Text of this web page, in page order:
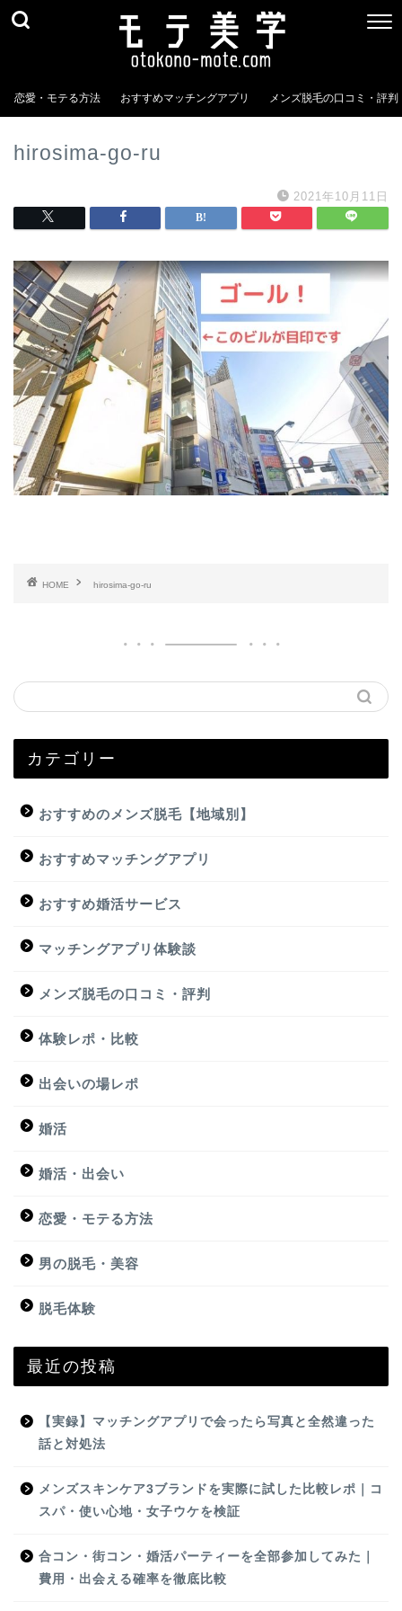
恋愛・モテる方法 おすすめマッチングアプリ メンズ脱毛の口コミ・評判
hirosima-go-ru
2021年10月11日
HOME hirosima-go-ru
カテゴリー
おすすめのメンズ脱毛【地域別】
おすすめマッチングアプリ
おすすめ婚活サービス
マッチングアプリ体験談
メンズ脱毛の口コミ・評判
体験レポ・比較
出会いの場レポ
婚活
婚活・出会い
恋愛・モテる方法
男の脱毛・美容
脱毛体験
最近の投稿
【実録】マッチングアプリで会ったら写真と全然違った
話と対処法
メンズスキンケア3ブランドを実際に試した比較レポ｜コ
スパ・使い心地・女子ウケを検証
合コン・街コン・婚活パーティーを全部参加してみた｜
費用・出会える確率を徹底比較